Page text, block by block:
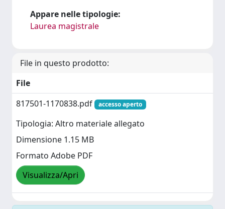
Appare nelle tipologie:
Laurea magistrale
File in questo prodotto:
File
817501-1170838.pdf
accesso aperto
Tipologia: Altro materiale allegato
Dimensione 1.15 MB
Formato Adobe PDF
Visualizza/Apri